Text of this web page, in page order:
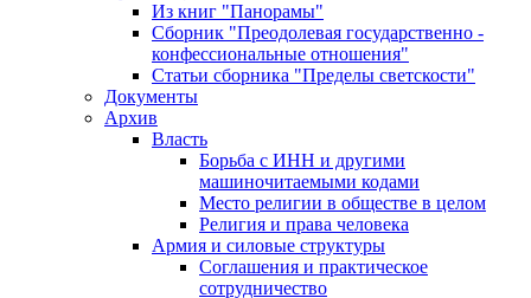
Из книг "Панорамы"
Сборник "Преодолевая государственно -
конфессиональные отношения"
Статьи сборника "Пределы светскости"
Документы
Архив
Власть
Борьба с ИНН и другими
машиночитаемыми кодами
Место религии в обществе в целом
Религия и права человека
Армия и силовые структуры
Соглашения и практическое
сотрудничество